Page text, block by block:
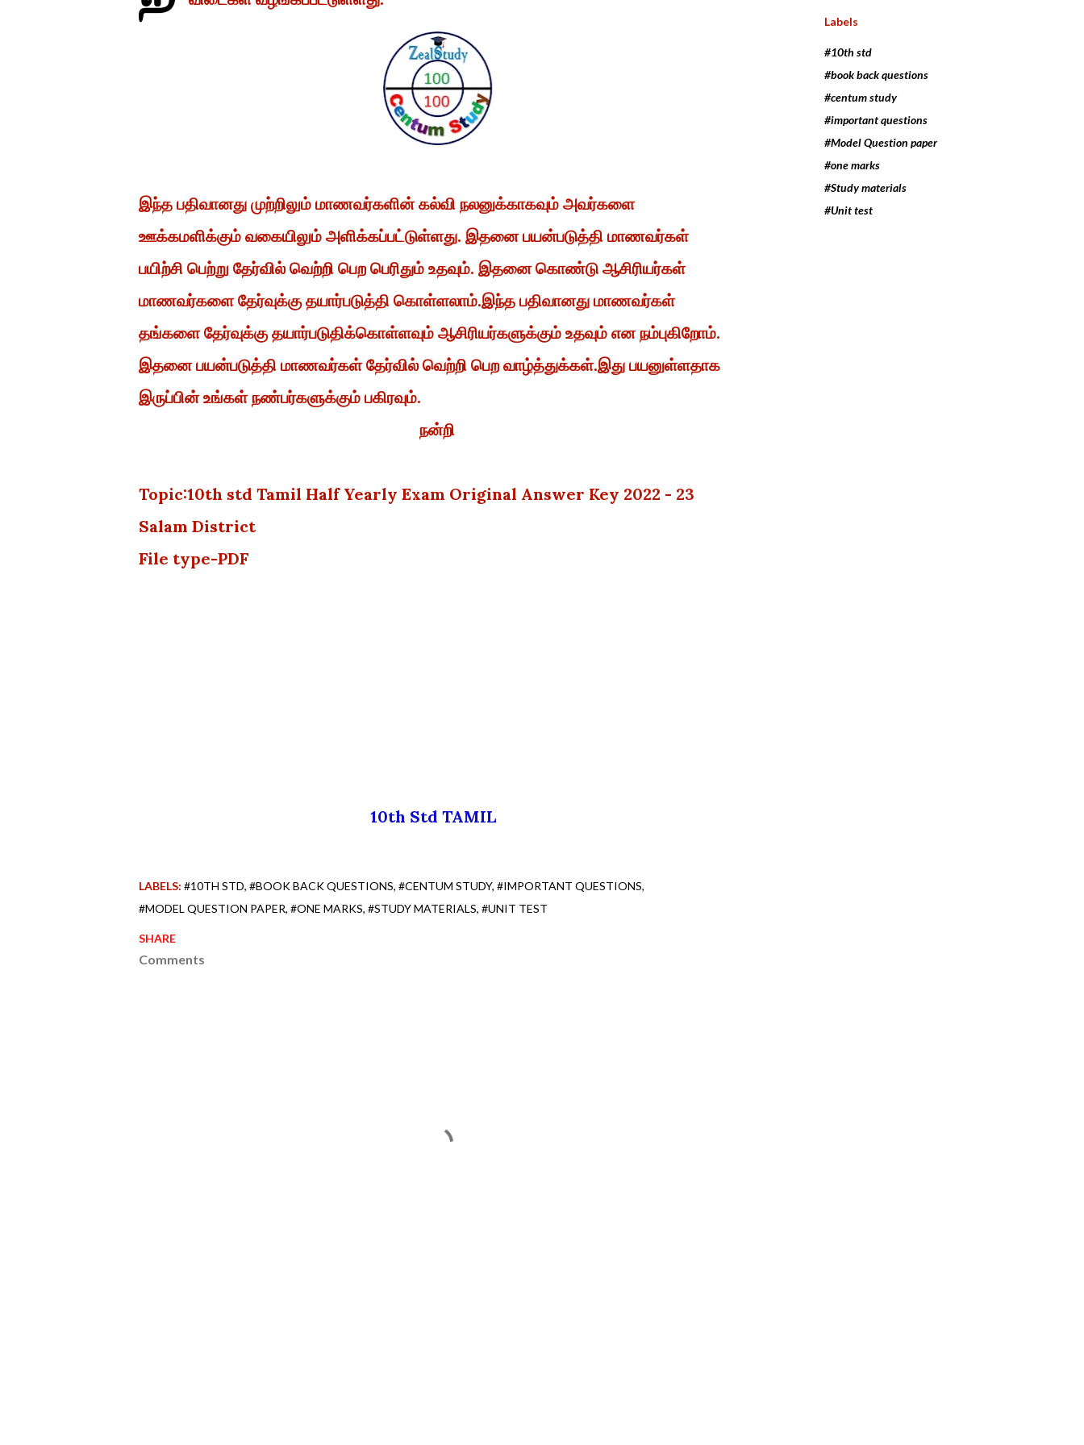
இந்த பதிவானது முற்றிலும் மாணவர்களின் கல்வி நலனுக்காகவும் அவர்களை
ஊக்கமளிக்கும் வகையிலும் அளிக்கப்பட்டுள்ளது. இதனை பயன்படுத்தி மாணவர்கள்
பயிற்சி பெற்று தேர்வில் வெற்றி பெற பெரிதும் உதவும். இதனை கொண்டு ஆசிரியர்கள்
மாணவர்களை தேர்வுக்கு தயார்படுத்தி கொள்ளலாம்.இந்த பதிவானது மாணவர்கள்
தங்களை தேர்வுக்கு தயார்படுதிக்கொள்ளவும் ஆசிரியர்களுக்கும் உதவும் என நம்புகிறோம்.
இதனை பயன்படுத்தி மாணவர்கள் தேர்வில் வெற்றி பெற வாழ்த்துக்கள்.இது பயனுள்ளதாக
இருப்பின் உங்கள் நண்பர்களுக்கும் பகிரவும்.
நன்றி
Topic:10th std Tamil Half Yearly Exam Original Answer Key 2022 - 23
Salam District
File type-PDF
10th Std TAMIL
Labels
#10th std
#book back questions
#centum study
#important questions
#Model Question paper
#one marks
#Study materials
#Unit test
LABELS: #10TH STD #BOOK BACK QUESTIONS #CENTUM STUDY #IMPORTANT QUESTIONS
#MODEL QUESTION PAPER #ONE MARKS #STUDY MATERIALS #UNIT TEST
SHARE
Comments